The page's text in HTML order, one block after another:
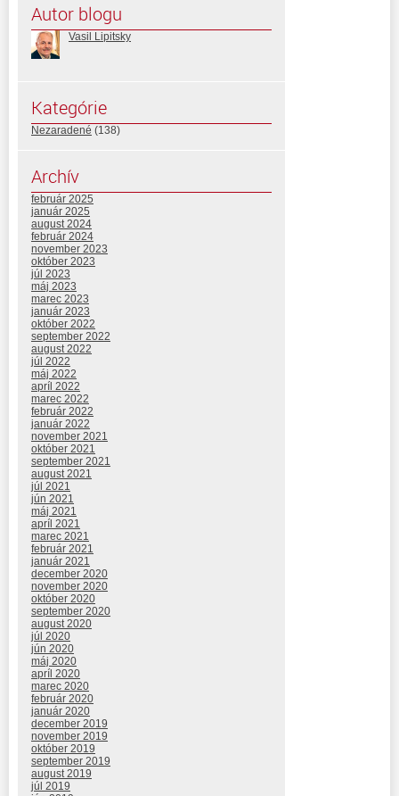
Autor blogu
Vasil Lipitsky
Kategórie
Nezaradené (138)
Archív
február 2025
január 2025
august 2024
február 2024
november 2023
október 2023
júl 2023
máj 2023
marec 2023
január 2023
október 2022
september 2022
august 2022
júl 2022
máj 2022
apríl 2022
marec 2022
február 2022
január 2022
november 2021
október 2021
september 2021
august 2021
júl 2021
jún 2021
máj 2021
apríl 2021
marec 2021
február 2021
január 2021
december 2020
november 2020
október 2020
september 2020
august 2020
júl 2020
jún 2020
máj 2020
apríl 2020
marec 2020
február 2020
január 2020
december 2019
november 2019
október 2019
september 2019
august 2019
júl 2019